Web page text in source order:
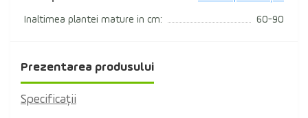
Inaltimea plantei mature in cm: 60-90
Prezentarea produsului
Specificaţii